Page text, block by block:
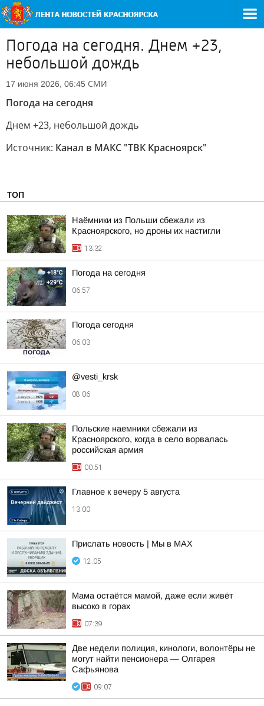
Погода на сегодня. Днем +23,
небольшой дождь
17 июня 2026, 06:45 СМИ
Погода на сегодня
Днем +23, небольшой дождь
Источник: Канал в МАКС "ТВК Красноярск"
ТОП
Наёмники из Польши сбежали из
Красноярского, но дроны их настигли
13:32
Погода на сегодня
06:57
Погода сегодня
06:03
@vesti_krsk
08:06
Польские наемники сбежали из
Красноярского, когда в село ворвалась
российская армия
00:51
Главное к вечеру 5 августа
13:00
Прислать новость | Мы в MAX
12:05
Мама остаётся мамой, даже если живёт
высоко в горах
07:39
Две недели полиция, кинологи, волонтёры не
могут найти пенсионера — Олгарея
Сафьянова
09:07